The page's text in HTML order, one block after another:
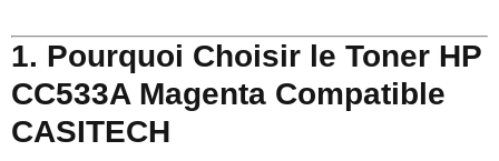
1. Pourquoi Choisir le Toner HP
CC533A Magenta Compatible
CASITECH